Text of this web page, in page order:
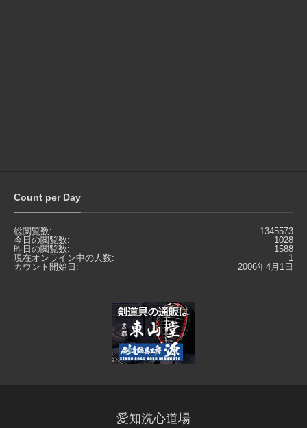
Count per Day
1345573
総閲覧数:
1028
今日の閲覧数:
1588
昨日の閲覧数:
1
現在オンライン中の人数:
2006年4月1日
カウント開始日:
愛知洗心道場